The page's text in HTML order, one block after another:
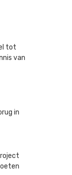
tot
van
in